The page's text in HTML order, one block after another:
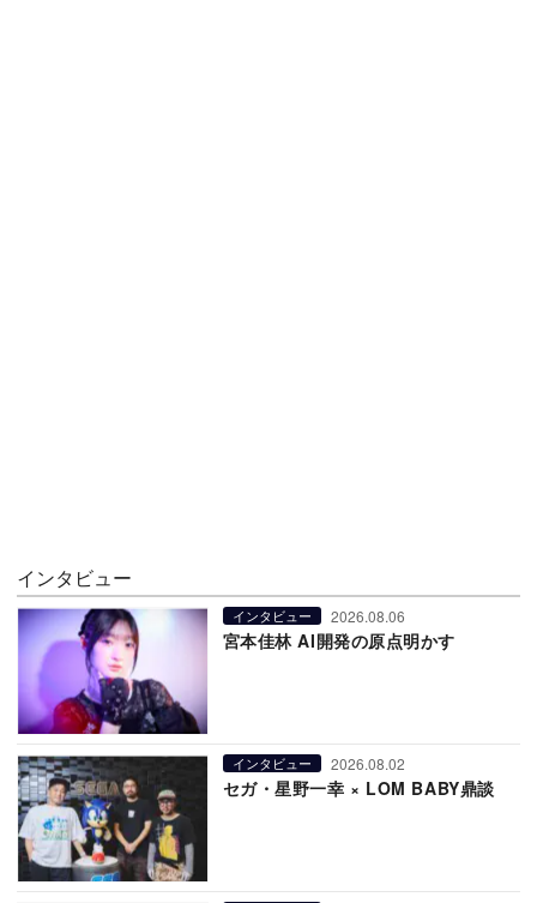
インタビュー
インタビュー 2026.08.06
宮本佳林 AI開発の原点明かす
インタビュー 2026.08.02
セガ・星野一幸 × LOM BABY鼎談